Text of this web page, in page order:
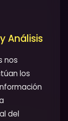
Análisis
nos
los
del